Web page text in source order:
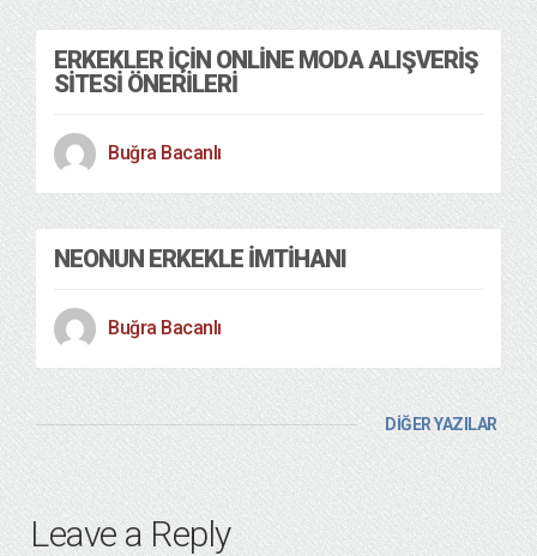
ERKEKLER IÇIN ONLINE MODA ALIŞVERIŞ
SITESI ÖNERILERI
Buğra Bacanlı
NEONUN ERKEKLE İMTIHANI
Buğra Bacanlı
DİĞER YAZILAR
Leave a Reply